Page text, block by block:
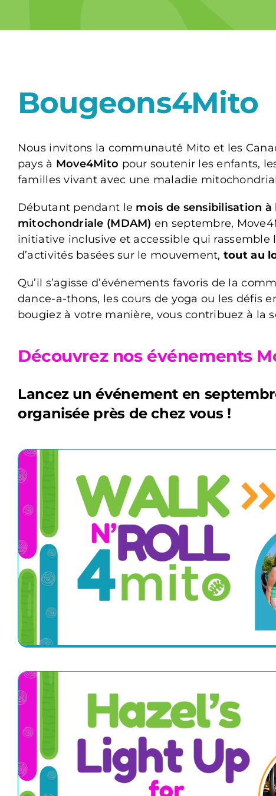
Bougeons4Mito
Nous invitons la communauté Mito et les
pays à Move4Mito pour soutenir les enfants,
familles vivant avec une maladie
Débutant pendant le mois de sensibilisation à
mitochondriale (MDAM) en septembre,
initiative inclusive et accessible qui rassemble
d’activités basées sur le mouvement, tout au
Qu’il s’agisse d’événements favoris de la
dance-a-thons, les cours de yoga ou les défis
bougiez à votre manière, vous contribuez à la
Découvrez nos événements
Lancez un événement en
organisée près de chez vous !